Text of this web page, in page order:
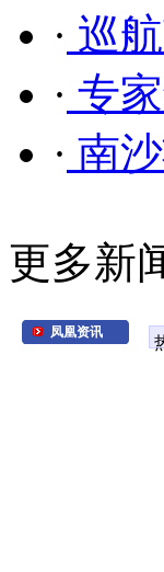
· 巡
· 专
· 南
更多新
凤凰资讯